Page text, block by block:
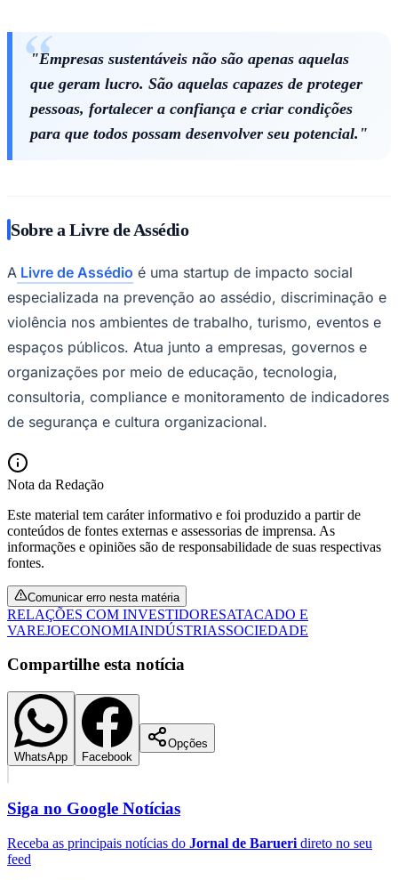
São Paulo
Santos
"Empresas sustentáveis não são apenas aquelas
que geram lucro. São aquelas capazes de proteger
pessoas, fortalecer a confiança e criar condições
para que todos possam desenvolver seu potencial."
Sobre a Livre de Assédio
A Livre de Assédio é uma startup de impacto social
especializada na prevenção ao assédio, discriminação e
violência nos ambientes de trabalho, turismo, eventos e
espaços públicos. Atua junto a empresas, governos e
organizações por meio de educação, tecnologia,
consultoria, compliance e monitoramento de indicadores
de segurança e cultura organizacional.
Nota da Redação
Este material tem caráter informativo e foi produzido a partir de
conteúdos de fontes externas e assessorias de imprensa. As
informações e opiniões são de responsabilidade de suas respectivas
fontes.
Comunicar erro nesta matéria
RELAÇÕES COM INVESTIDORESATACADO E
VAREJOECONOMIAINDÚSTRIASSOCIEDADE
Compartilhe esta notícia
WhatsApp Facebook
Opções
Siga no Google Notícias
Receba as principais notícias do Jornal de Barueri direto no seu
feed